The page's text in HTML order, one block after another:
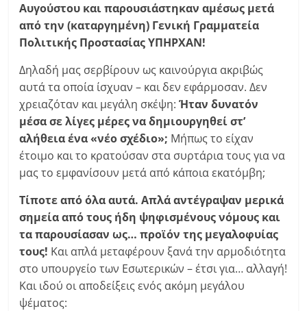
Αυγούστου και παρουσιάστηκαν αμέσως μετά
από την (καταργημένη) Γενική Γραμματεία
Πολιτικής Προστασίας ΥΠΗΡΧΑΝ!
Δηλαδή μας σερβίρουν ως καινούργια ακριβώς
αυτά τα οποία ίσχυαν – και δεν εφάρμοσαν. Δεν
χρειαζόταν και μεγάλη σκέψη:Ήταν δυνατόν
μέσα σε λίγες μέρες να δημιουργηθεί στ’
αλήθεια ένα «νέο σχέδιο»; Μήπως το είχαν
έτοιμο και το κρατούσαν στα συρτάρια τους για να
μας το εμφανίσουν μετά από κάποια εκατόμβη;
Τίποτε από όλα αυτά. Απλά αντέγραψαν μερικά
σημεία από τους ήδη ψηφισμένους νόμους και
τα παρουσίασαν ως… προϊόν της μεγαλοφυίας
τους! Και απλά μεταφέρουν ξανά την αρμοδιότητα
στο υπουργείο των Εσωτερικών – έτσι για… αλλαγή!
Και ιδού οι αποδείξεις ενός ακόμη μεγάλου
ψέματος: